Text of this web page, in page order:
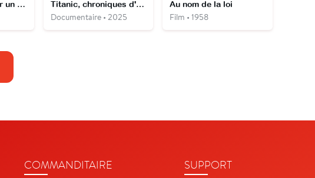
Comment épouser un homme riche ? Titanic, chroniques d'un naufrage
Documentaire • 2025
Au nom de la loi
Film • 1958
COMMANDITAIRE SUPPORT